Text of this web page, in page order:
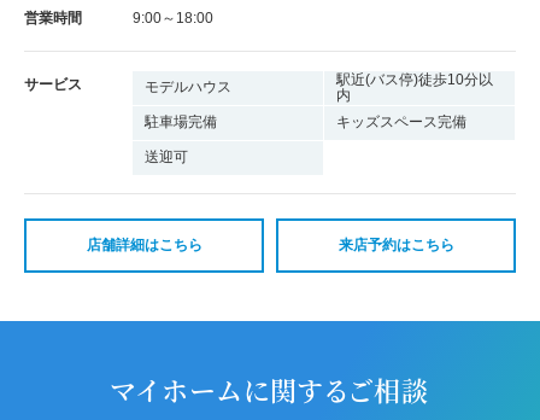
営業時間 9:00～18:00
サービス モデルハウス
駅近(バス停)徒歩10分以
内
駐車場完備
キッズスペース完備
送迎可
店舗詳細はこちら 来店予約はこちら
マイホームに関するご相談